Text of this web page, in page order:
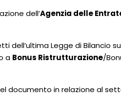
dell’Agenzia delle
dell’ultima Legge di Bilancio
a Bonus Ristrutturazione/
documento in relazione al